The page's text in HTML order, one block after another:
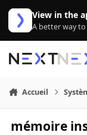
Aller au contenu
View in the
A better way
Accueil
mémoire